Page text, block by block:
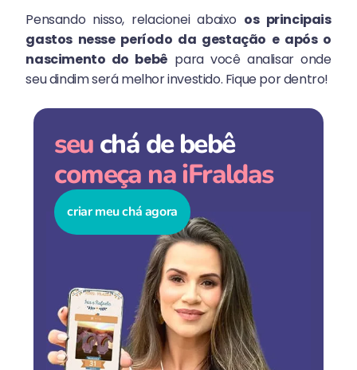
Pensando nisso, relacionei abaixo os principais
gastos nesse período da gestação e após o
nascimento do bebê para você analisar onde
seu dindim será melhor investido. Fique por dentro!
seuchá de bebê
começa na iFraldas
criar meu chá agora